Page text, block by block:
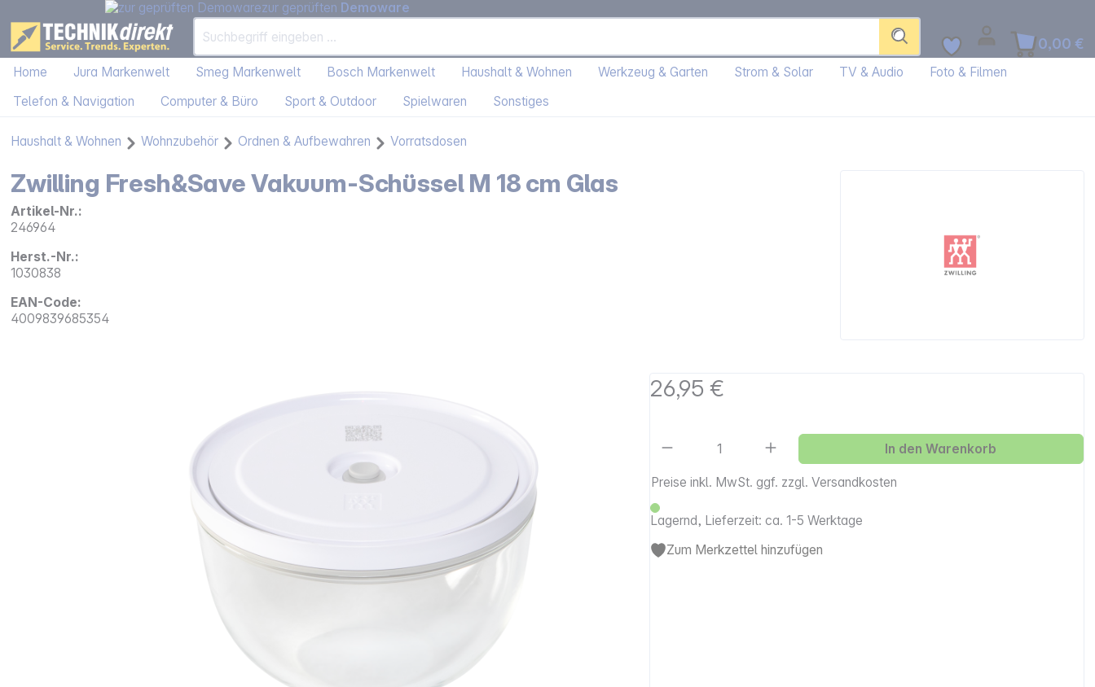
zur geprüften Demoware
0,00 €
Home Jura Markenwelt Smeg Markenwelt Bosch Markenwelt Haushalt & Wohnen Werkzeug & Garten Strom & Solar TV & Audio
Foto & Filmen
Telefon & Navigation
Computer & Büro Sport & Outdoor Spielwaren Sonstiges
Haushalt & Wohnen Wohnzubehör Ordnen & Aufbewahren Vorratsdosen
Zwilling Fresh&Save Vakuum-Schüssel M 18 cm Glas
Artikel-Nr.:
246964
Herst.-Nr.:
1030838
EAN-Code:
4009839685354
26,95 €
Preise inkl. MwSt. ggf. zzgl. Versandkosten
Lagernd, Lieferzeit: ca. 1-5 Werktage
Artikel Anzahl: Gib den gewünschten Wert ein
In den Warenkorb
Zum Merkzettel hinzufügen